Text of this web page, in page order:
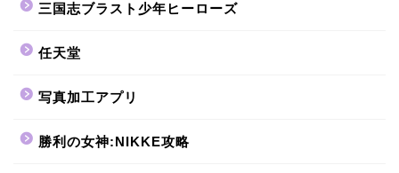
三国志ブラスト少年ヒーローズ
任天堂
写真加工アプリ
勝利の女神:NIKKE攻略